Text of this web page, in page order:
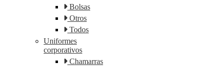
Bolsas
Otros
Todos
Uniformes
corporativos
Chamarras